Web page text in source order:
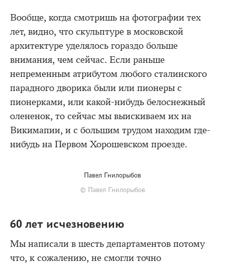
Вообще, когда смотришь на фотографии тех
лет, видно, что скульптуре в московской
архитектуре уделялось гораздо больше
внимания, чем сейчас. Если раньше
непременным атрибутом любого сталинского
парадного дворика были или пионеры с
пионерками, или какой-нибудь белоснежный
олененок, то сейчас мы выискиваем их на
Викимапии, и с большим трудом находим где-
нибудь на Первом Хорошевском проезде.
Павел Гнилорыбов
© Павел Гнилорыбов
60 лет исчезновению
Мы написали в шесть департаментов потому
что, к сожалению, не смогли точно